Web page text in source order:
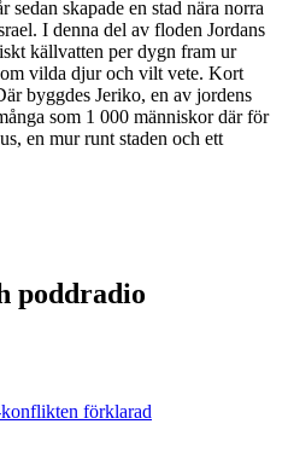
skapade en stad nära norra
I denna del av floden Jordans
källvatten per dygn fram ur
vilda djur och vilt vete. Kort
byggdes Jeriko, en av jordens
som 1 000 människor där för
en mur runt staden och ett
poddradio
förklarad